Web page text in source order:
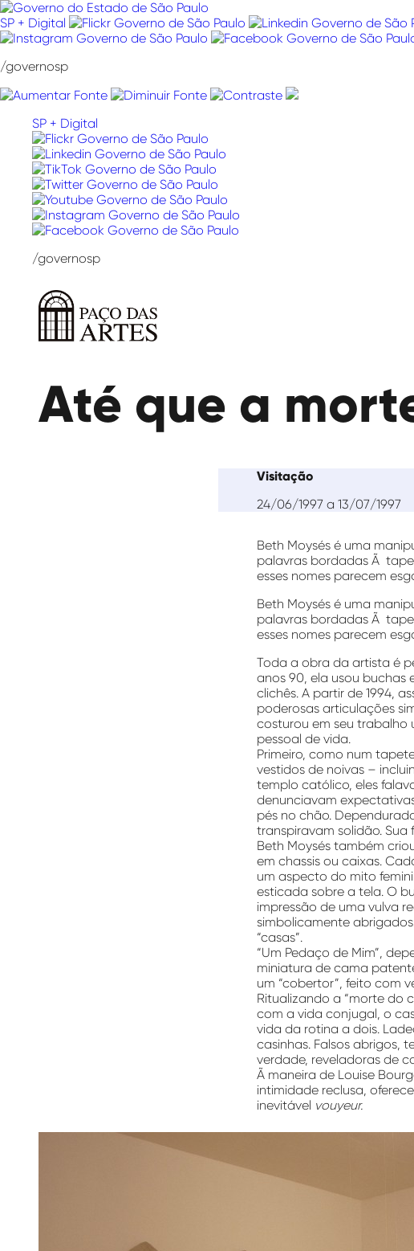
Pular
para
o
SP + Digital
/governosp
SP + Digital
/governosp
Artes
Até que a
Visitação
24/06/1997 a 13/07/1997
Beth Moysés é uma
palavras bordadas Ã
esses nomes parecem
Beth Moysés é uma
palavras bordadas Ã
esses nomes parecem
Toda a obra da artista é
anos 90, ela usou buchas
clichês. A partir de 1994,
poderosas articulações
costurou em seu trabalho
pessoal de vida.
Primeiro, como num
vestidos de noivas –
templo católico, eles
denunciavam
pés no chão.
transpiravam solidão.
Beth Moysés também
em chassis ou caixas.
um aspecto do mito
esticada sobre a tela. O
impressão de uma vulva
simbolicamente
“casas”.
“Um Pedaço de Mim”,
miniatura de cama
um “cobertor”, feito com
Ritualizando a “morte do
com a vida conjugal, o
vida da rotina a dois.
casinhas. Falsos abrigos,
verdade, reveladoras de
Ã maneira de Louise
intimidade reclusa,
inevitável vouyeur.